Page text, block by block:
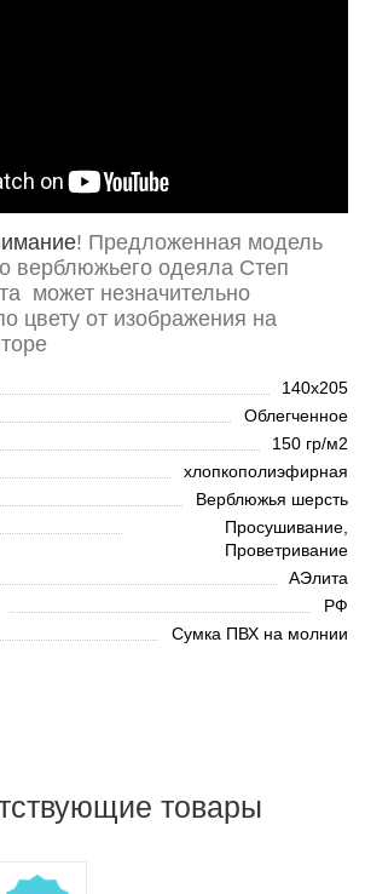
! Предложенная модель
верблюжьего одеяла Степ
может незначительно
цвету от изображения на
140х205
Облегченное
150 гр/м2
хлопкополиэфирная
Верблюжья шерсть
Просушивание,
Проветривание
АЭлита
РФ
Сумка ПВХ на молнии
товары